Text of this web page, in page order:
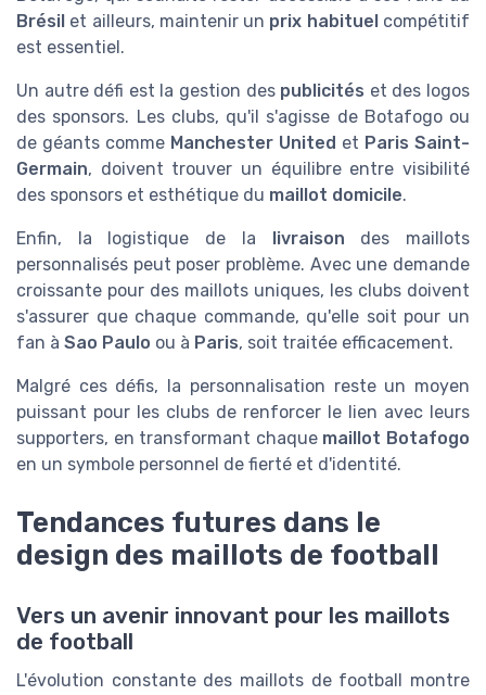
Brésil et ailleurs, maintenir un prix habituelcompétitif
est essentiel.
Un autre défi est la gestion des publicités et des logos
des sponsors. Les clubs, qu'il s'agisse de Botafogo ou
de géants comme Manchester United et Paris Saint-
Germain, doivent trouver un équilibre entre visibilité
des sponsors et esthétique du maillot domicile.
Enfin, la logistique de la livraison des maillots
personnalisés peut poser problème. Avec une demande
croissante pour des maillots uniques, les clubs doivent
s'assurer que chaque commande, qu'elle soit pour un
fan à Sao Paulo ou à Paris, soit traitée efficacement.
Malgré ces défis, la personnalisation reste un moyen
puissant pour les clubs de renforcer le lien avec leurs
supporters, en transformant chaque maillot Botafogo
en un symbole personnel de fierté et d'identité.
Tendances futures dans le
design des maillots de football
Vers un avenir innovant pour les maillots
de football
L'évolution constante des maillots de football montre